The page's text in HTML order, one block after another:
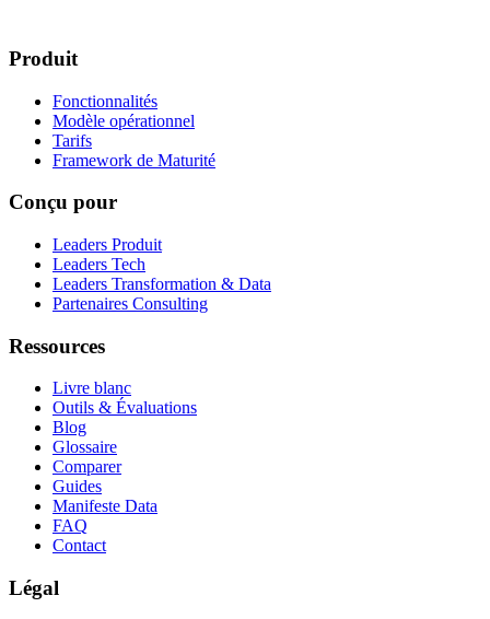
Produit
Fonctionnalités
Modèle opérationnel
Tarifs
Framework de Maturité
Conçu pour
Leaders Produit
Leaders Tech
Leaders Transformation & Data
Partenaires Consulting
Ressources
Livre blanc
Outils & Évaluations
Blog
Glossaire
Comparer
Guides
Manifeste Data
FAQ
Contact
Légal